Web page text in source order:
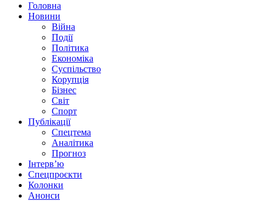
Головна
Новини
Війна
Події
Політика
Економіка
Суспільство
Корупція
Бізнес
Світ
Спорт
Публікації
Спецтема
Аналітика
Прогноз
Інтерв’ю
Спецпроєкти
Колонки
Анонси